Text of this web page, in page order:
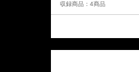
収録商品：4商品